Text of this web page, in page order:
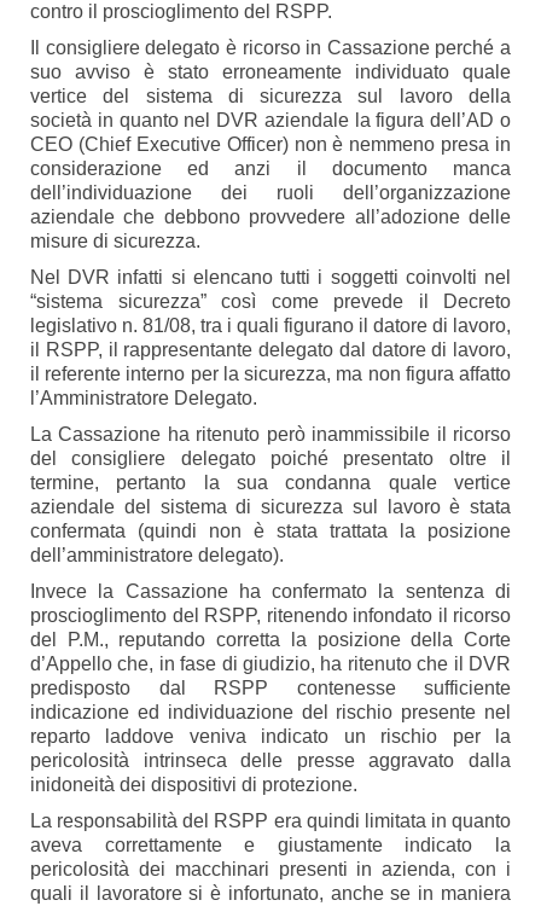
contro il proscioglimento del RSPP.
Il consigliere delegato è ricorso in Cassazione perché a
suo avviso è stato erroneamente individuato quale
vertice del sistema di sicurezza sul lavoro della
società in quanto nel DVR aziendale la figura dell’AD o
CEO (Chief Executive Officer) non è nemmeno presa in
considerazione ed anzi il documento manca
dell’individuazione dei ruoli dell’organizzazione
aziendale che debbono provvedere all’adozione delle
misure di sicurezza.
Nel DVR infatti si elencano tutti i soggetti coinvolti nel
“sistema sicurezza” così come prevede il Decreto
legislativo n. 81/08, tra i quali figurano il datore di lavoro,
il RSPP, il rappresentante delegato dal datore di lavoro,
il referente interno per la sicurezza, ma non figura affatto
l’Amministratore Delegato.
La Cassazione ha ritenuto però inammissibile il ricorso
del consigliere delegato poiché presentato oltre il
termine, pertanto la sua condanna quale vertice
aziendale del sistema di sicurezza sul lavoro è stata
confermata (quindi non è stata trattata la posizione
dell’amministratore delegato).
Invece la Cassazione ha confermato la sentenza di
proscioglimento del RSPP, ritenendo infondato il ricorso
del P.M., reputando corretta la posizione della Corte
d’Appello che, in fase di giudizio, ha ritenuto che il DVR
predisposto dal RSPP contenesse sufficiente
indicazione ed individuazione del rischio presente nel
reparto laddove veniva indicato un rischio per la
pericolosità intrinseca delle presse aggravato dalla
inidoneità dei dispositivi di protezione.
La responsabilità del RSPP era quindi limitata in quanto
aveva correttamente e giustamente indicato la
pericolosità dei macchinari presenti in azienda, con i
quali il lavoratore si è infortunato, anche se in maniera